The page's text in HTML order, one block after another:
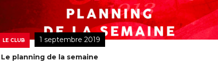
LE CLUB
1 septembre 2019
Le planning de la semaine